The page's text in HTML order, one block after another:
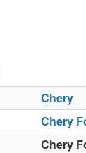
Chery
Chery
Chery